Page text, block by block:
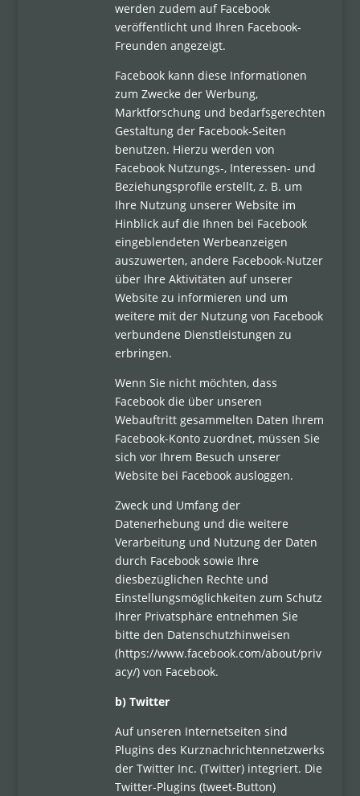
werden zudem auf Facebook
veröffentlicht und Ihren Facebook-
Freunden angezeigt.
Facebook kann diese Informationen
zum Zwecke der Werbung,
Marktforschung und bedarfsgerechten
Gestaltung der Facebook-Seiten
benutzen. Hierzu werden von
Facebook Nutzungs-, Interessen- und
Beziehungsprofile erstellt, z. B. um
Ihre Nutzung unserer Website im
Hinblick auf die Ihnen bei Facebook
eingeblendeten Werbeanzeigen
auszuwerten, andere Facebook-Nutzer
über Ihre Aktivitäten auf unserer
Website zu informieren und um
weitere mit der Nutzung von Facebook
verbundene Dienstleistungen zu
erbringen.
Wenn Sie nicht möchten, dass
Facebook die über unseren
Webauftritt gesammelten Daten Ihrem
Facebook-Konto zuordnet, müssen Sie
sich vor Ihrem Besuch unserer
Website bei Facebook ausloggen.
Zweck und Umfang der
Datenerhebung und die weitere
Verarbeitung und Nutzung der Daten
durch Facebook sowie Ihre
diesbezüglichen Rechte und
Einstellungsmöglichkeiten zum Schutz
Ihrer Privatsphäre entnehmen Sie
bitte den Datenschutzhinweisen
(https://www.facebook.com/about/priv
acy/) von Facebook.
b) Twitter
Auf unseren Internetseiten sind
Plugins des Kurznachrichtennetzwerks
der Twitter Inc. (Twitter) integriert. Die
Twitter-Plugins (tweet-Button)